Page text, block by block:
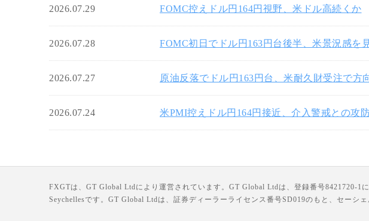
2026.07.29 FOMC控えドル円164円視野、米ドル高続くか
2026.07.28 FOMC初日でドル円163円台後半、米景況感を
2026.07.27 原油反落でドル円163円台、米耐久財受注で方
2026.07.24 米PMI控えドル円164円接近、介入警戒との攻
FXGTは、GT Global Ltdにより運営されています。GT Global Ltdは、登録番号8421720-
Seychellesです。GT Global Ltdは、証券ディーラーライセンス番号SD019のもと、セーシ